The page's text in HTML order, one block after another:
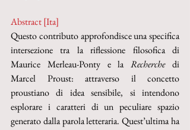
Abstract [Ita]
Questo contributo approfondisce una specifica
intersezione tra la riflessione filosofica di
Maurice Merleau-Ponty e la Recherche di
Marcel Proust: attraverso il concetto
proustiano di idea sensibile, si intendono
esplorare i caratteri di un peculiare spazio
generato dalla parola letteraria. Quest’ultima ha